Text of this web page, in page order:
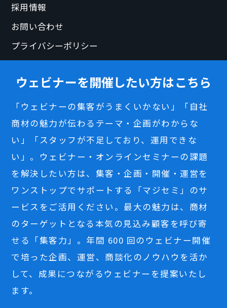
採用情報
お問い合わせ
プライバシーポリシー
ウェビナーを開催したい方はこちら
「ウェビナーの集客がうまくいかない」「自社
商材の魅力が伝わるテーマ・企画がわからな
い」「スタッフが不足しており、運用できな
い」。ウェビナー・オンラインセミナーの課題
を解決したい方は、集客・企画・開催・運営を
ワンストップでサポートする「マジセミ」のサ
ービスをご活用ください。最大の魅力は、商材
のターゲットとなる本気の見込み顧客を呼び寄
せる「集客力」。年間 600 回のウェビナー開催
で培った企画、運営、商談化のノウハウを活か
して、成果につながるウェビナーを提案いたし
ます。